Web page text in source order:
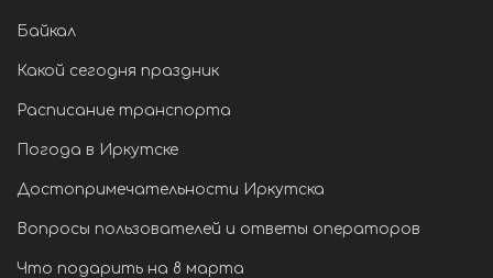
Байкал
Какой сегодня праздник
Расписание транспорта
Погода в Иркутске
Достопримечательности Иркутска
Вопросы пользователей и ответы операторов
Что подарить на 8 марта